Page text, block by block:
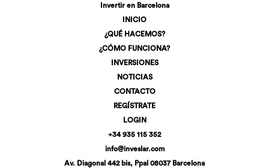
Invertir en Barcelona
INICIO
¿QUÉ HACEMOS?
¿CÓMO FUNCIONA?
INVERSIONES
NOTICIAS
CONTACTO
REGÍSTRATE
LOGIN
+34 935 115 352
info@inveslar.com
Av. Diagonal 442 bis, Ppal 08037 Barcelona